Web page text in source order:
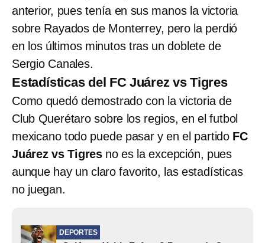
anterior, pues tenía en sus manos la victoria
sobre Rayados de Monterrey, pero la perdió
en los últimos minutos tras un doblete de
Sergio Canales.
Estadísticas del FC Juárez vs Tigres
Como quedó demostrado con la victoria de
Club Querétaro sobre los regios, en el futbol
mexicano todo puede pasar y en el partido FC
Juárez vs Tigres no es la excepción, pues
aunque hay un claro favorito, las estadísticas
no juegan.
DEPORTES